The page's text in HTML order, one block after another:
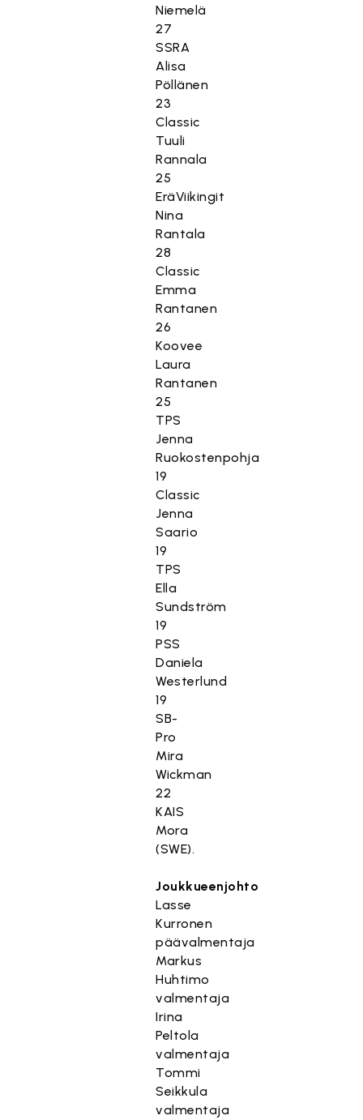
Niemelä
27
SSRA
Alisa
Pöllänen
23
Classic
Tuuli
Rannala
25
EräViikingit
Nina
Rantala
28
Classic
Emma
Rantanen
26
Koovee
Laura
Rantanen
25
TPS
Jenna
Ruokostenpohja
19
Classic
Jenna
Saario
19
TPS
Ella
Sundström
19
PSS
Daniela
Westerlund
19
SB-
Pro
Mira
Wickman
22
KAIS
Mora
(SWE).
Joukkueenjohto
Lasse
Kurronen
päävalmentaja
Markus
Huhtimo
valmentaja
Irina
Peltola
valmentaja
Tommi
Seikkula
valmentaja